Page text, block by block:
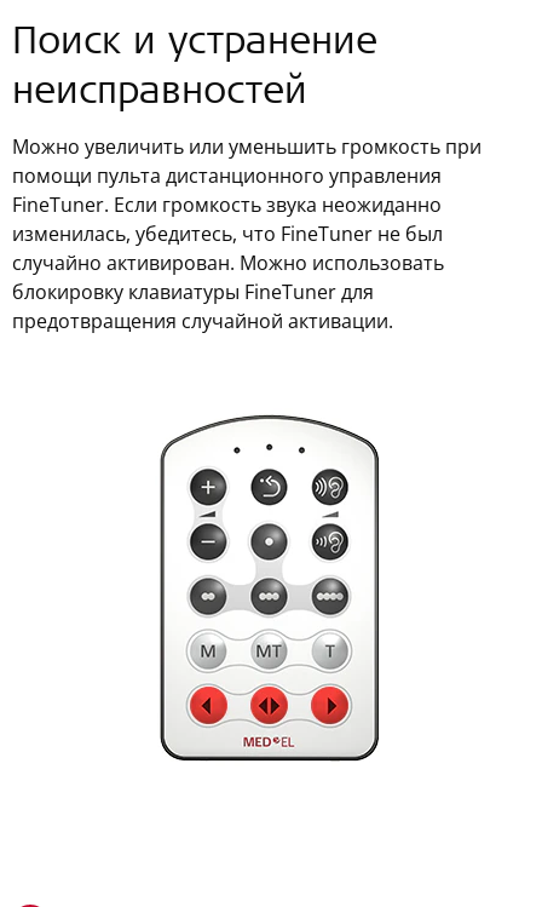
Поиск и устранение
неисправностей
Можно увеличить или уменьшить громкость при
помощи пульта дистанционного управления
FineTuner. Если громкость звука неожиданно
изменилась, убедитесь, что FineTuner не был
случайно активирован. Можно использовать
блокировку клавиатуры FineTuner для
предотвращения случайной активации.